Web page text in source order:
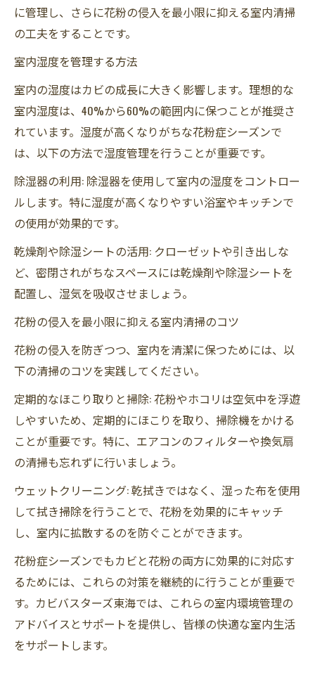
に管理し、さらに花粉の侵入を最小限に抑える室内清掃
の工夫をすることです。
室内湿度を管理する方法
室内の湿度はカビの成長に大きく影響します。理想的な
室内湿度は、40%から60%の範囲内に保つことが推奨さ
れています。湿度が高くなりがちな花粉症シーズンで
は、以下の方法で湿度管理を行うことが重要です。
除湿器の利用: 除湿器を使用して室内の湿度をコントロー
ルします。特に湿度が高くなりやすい浴室やキッチンで
の使用が効果的です。
乾燥剤や除湿シートの活用: クローゼットや引き出しな
ど、密閉されがちなスペースには乾燥剤や除湿シートを
配置し、湿気を吸収させましょう。
花粉の侵入を最小限に抑える室内清掃のコツ
花粉の侵入を防ぎつつ、室内を清潔に保つためには、以
下の清掃のコツを実践してください。
定期的なほこり取りと掃除: 花粉やホコリは空気中を浮遊
しやすいため、定期的にほこりを取り、掃除機をかける
ことが重要です。特に、エアコンのフィルターや換気扇
の清掃も忘れずに行いましょう。
ウェットクリーニング: 乾拭きではなく、湿った布を使用
して拭き掃除を行うことで、花粉を効果的にキャッチ
し、室内に拡散するのを防ぐことができます。
花粉症シーズンでもカビと花粉の両方に効果的に対応す
るためには、これらの対策を継続的に行うことが重要で
す。カビバスターズ東海では、これらの室内環境管理の
アドバイスとサポートを提供し、皆様の快適な室内生活
をサポートします。